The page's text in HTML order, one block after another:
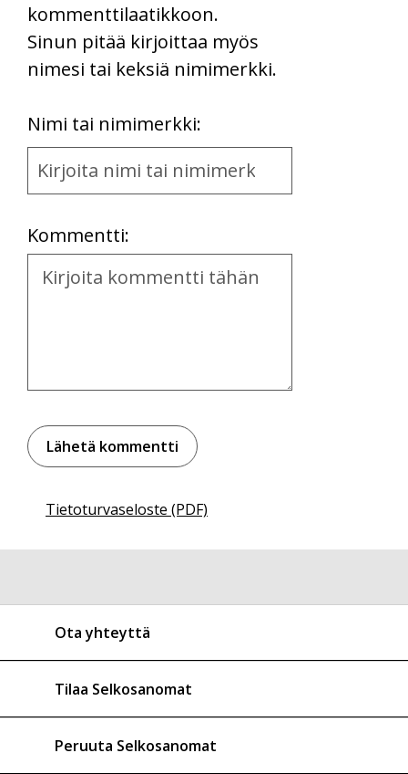
kommenttilaatikkoon.
Sinun pitää kirjoittaa myös
nimesi tai keksiä nimimerkki.
Nimi tai nimimerkki:
Name
and
Kommentti:
Kommentti
Tietoturvaseloste (PDF)
Ota yhteyttä
Tilaa Selkosanomat
Peruuta Selkosanomat